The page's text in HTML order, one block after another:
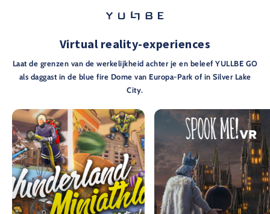
Virtual reality-experiences
Laat de grenzen van de werkelijkheid achter je en beleef YULLBE GO
als daggast in de blue fire Dome van Europa-Park of in Silver Lake
City.